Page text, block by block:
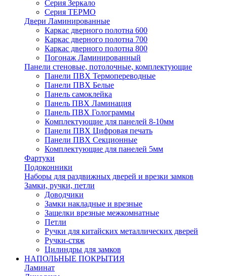
Серия Зеркало
Серия ТЕРМО
Двери Ламинированные
Каркас дверного полотна 600
Каркас дверного полотна 700
Каркас дверного полотна 800
Погонаж Ламинированный
Панели стеновые, потолочные, комплектующие
Панели ПВХ Термопереводные
Панели ПВХ Белые
Панель самоклейка
Панель ПВХ Ламинация
Панель ПВХ Голограммы
Комплектующие для панелей 8-10мм
Панели ПВХ Цифровая печать
Панели ПВХ Секционные
Комплектующие для панелей 5мм
Фартуки
Подоконники
Наборы для раздвижных дверей и врезки замков
Замки, ручки, петли
Доводчики
Замки накладные и врезные
Защелки врезные межкомнатные
Петли
Ручки для китайских металлических дверей
Ручки-стяж
Цилиндры для замков
НАПОЛЬНЫЕ ПОКРЫТИЯ
Ламинат